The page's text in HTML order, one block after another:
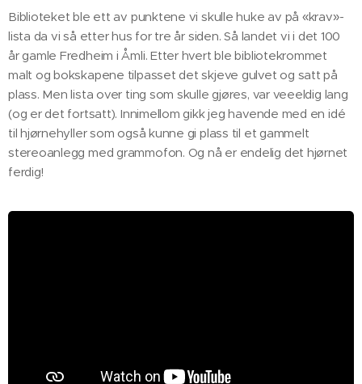
Biblioteket ble ett av punktene vi skulle huke av på «krav»-
lista da vi så etter hus for tre år siden. Så landet vi i det 100
år gamle Fredheim i Åmli. Etter hvert ble bibliotekrommet
malt og bokskapene tilpasset det skjeve gulvet og satt på
plass. Men lista over ting som skulle gjøres, var veeeldig lang
(og er det fortsatt). Innimellom gikk jeg havende med en idé
til hjørnehyller som også kunne gi plass til et gammelt
stereoanlegg med grammofon. Og nå er endelig det hjørnet
ferdig!